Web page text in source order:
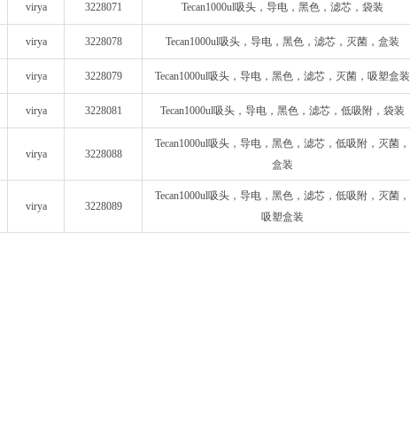
virya 3228071 Tecan1000ul吸头，导电，黑色，滤芯，袋装
virya 3228078 Tecan1000ul吸头，导电，黑色，滤芯，灭菌，盒装
virya 3228079 Tecan1000ul吸头，导电，黑色，滤芯，灭菌，吸塑盒装
virya 3228081 Tecan1000ul吸头，导电，黑色，滤芯，低吸附，袋装
virya 3228088
Tecan1000ul吸头，导电，黑色，滤芯，低吸附，灭菌，
盒装
virya 3228089
Tecan1000ul吸头，导电，黑色，滤芯，低吸附，灭菌，
吸塑盒装